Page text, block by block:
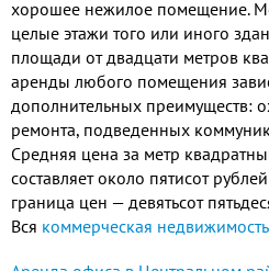
хорошее нежилое помещение.
целые этажи того или иного
площади от двадцати метров
аренды любого помещения
дополнительных преимуществ:
ремонта, подведенных
Средняя цена за метр
составляет около пятисот
граница цен — девятьсот
Вся коммерческая недвижимость